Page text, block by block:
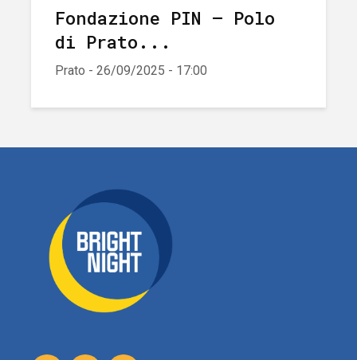
Fondazione PIN – Polo
di Prato...
Prato - 26/09/2025 - 17:00